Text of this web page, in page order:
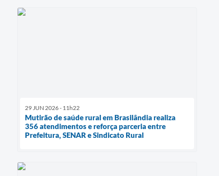
29 JUN 2026 - 11h22
Mutirão de saúde rural em Brasilândia realiza
356 atendimentos e reforça parceria entre
Prefeitura, SENAR e Sindicato Rural